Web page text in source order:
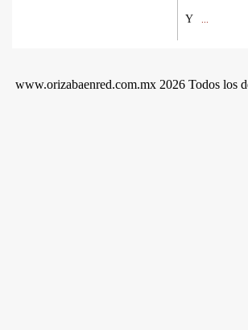
Y
www.orizabaenred.com.mx 2026 Todos los